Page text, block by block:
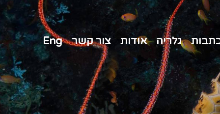
גלריה אודות צור קשר eng